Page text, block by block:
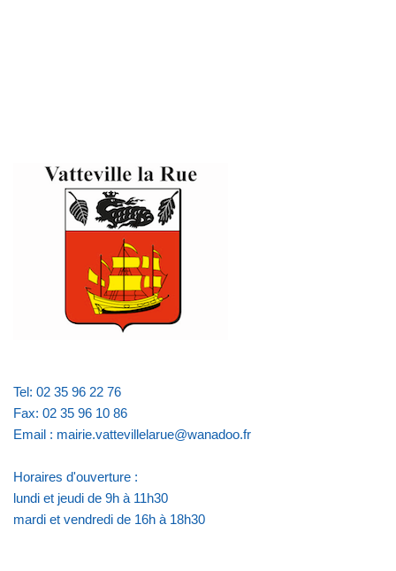
Tel: 02 35 96 22 76
Fax: 02 35 96 10 86
Email : mairie.vattevillelarue@wanadoo.fr
Horaires d'ouverture :
lundi et jeudi de 9h à 11h30
mardi et vendredi de 16h à 18h30